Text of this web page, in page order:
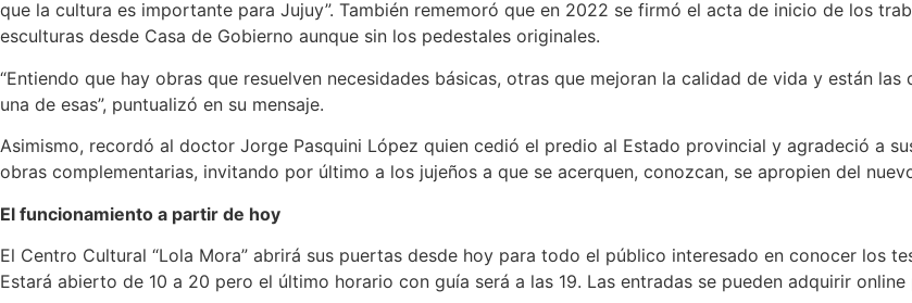
que la cultura es importante para Jujuy”. También rememoró que en 2022 se firmó el acta de inicio de los
esculturas desde Casa de Gobierno aunque sin los pedestales originales.
“Entiendo que hay obras que resuelven necesidades básicas, otras que mejoran la calidad de vida y están
una de esas”, puntualizó en su mensaje.
Asimismo, recordó al doctor Jorge Pasquini López quien cedió el predio al Estado provincial y agradeció a
obras complementarias, invitando por último a los jujeños a que se acerquen, conozcan, se apropien del
El funcionamiento a partir de hoy
El Centro Cultural “Lola Mora” abrirá sus puertas desde hoy para todo el público interesado en conocer los
Estará abierto de 10 a 20 pero el último horario con guía será a las 19. Las entradas se pueden adquirir